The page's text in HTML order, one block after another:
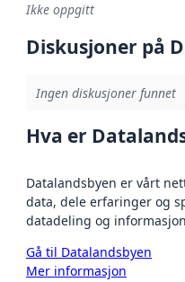
Ikke oppgitt
Diskusjoner på
Ingen diskusjoner funnet
Hva er
Datalandsbyen er vårt
data, dele erfaringer og
datadeling og
Gå til Datalandsbyen
Mer informasjon